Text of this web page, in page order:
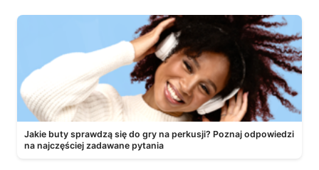
Jakie buty sprawdzą się do gry na perkusji? Poznaj odpowiedzi
na najczęściej zadawane pytania